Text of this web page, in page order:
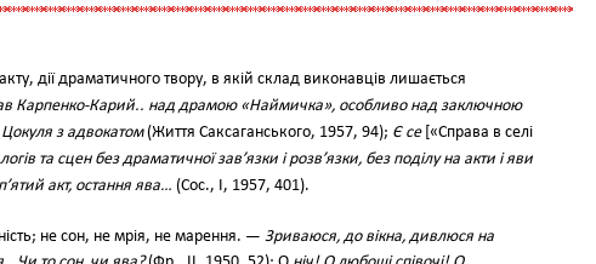
дії драматичного твору, в якій склад виконавців лишається
Карпенко-Карий.. над драмою «Наймичка», особливо над заключною
Цокуля з адвокатом(Життя Саксаганського, 1957, 94); Є се[«Справа в селі
та сцен без драматичної зав’язки і розв’язки, без поділу на акти і яви
акт, остання ява… (Сос., І, 1957, 401).
не сон, не мрія, не марення. — Зриваюся, до вікна, дивлюся на